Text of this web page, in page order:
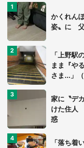
かくれん
姿〟に 父
「上野駅
まま『や
さま...」
家に〝デ
けた住人
惑
「落ち着